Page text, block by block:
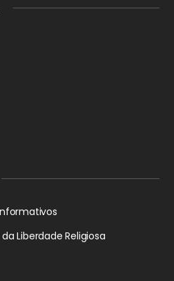
da Liberdade Religiosa